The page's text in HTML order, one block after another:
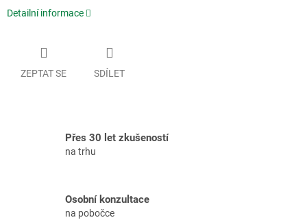
Detailní informace
ZEPTAT SE SDÍLET
Přes 30 let zkušeností
na trhu
Osobní konzultace
na pobočce